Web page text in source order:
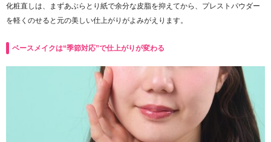
化粧直しは、まずあぶらとり紙で余分な皮脂を抑えてから、プレストパウダー
を軽くのせると元の美しい仕上がりがよみがえります。
ベースメイクは“季節対応”で仕上がりが変わる